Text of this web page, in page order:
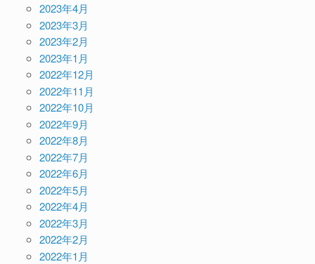
2023年4月
2023年3月
2023年2月
2023年1月
2022年12月
2022年11月
2022年10月
2022年9月
2022年8月
2022年7月
2022年6月
2022年5月
2022年4月
2022年3月
2022年2月
2022年1月